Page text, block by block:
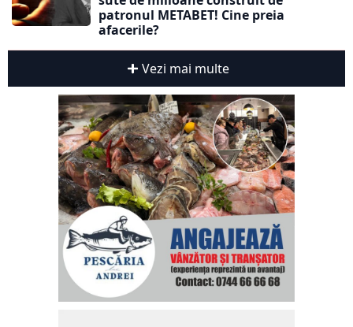
patronul METABET! Cine preia
afacerile?
Vezi mai multe